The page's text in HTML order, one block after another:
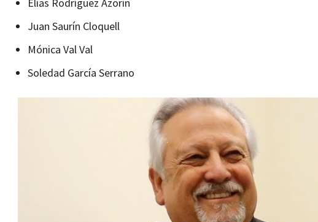
Juan Saurín Cloquell
Mónica Val Val
Soledad García Serrano